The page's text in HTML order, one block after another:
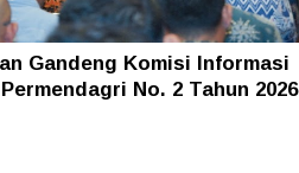
Gandeng Komisi Informasi
No. 2 Tahun 2026